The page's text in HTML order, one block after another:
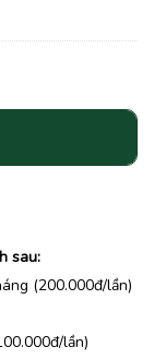
sau:
(200.000đ/lần)
lần)